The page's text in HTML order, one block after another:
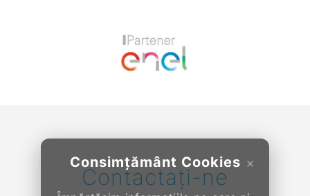
×
Consimțământ Cookies
Contactați-ne